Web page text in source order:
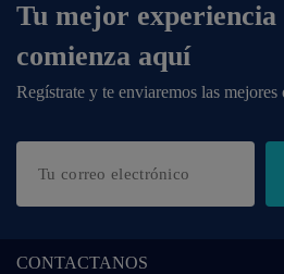
Tu mejor experiencia
comienza aquí
Regístrate y te enviaremos las mejores
CONTACTANOS